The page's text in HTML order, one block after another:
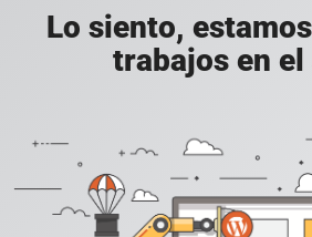
Lo siento,
trabajos en